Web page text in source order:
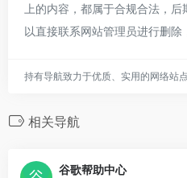
上的内容，都属于合规合法，
以直接联系网站管理员进行删除
持有导航致力于优质、实用的网络站
相关导航
谷歌帮助中心